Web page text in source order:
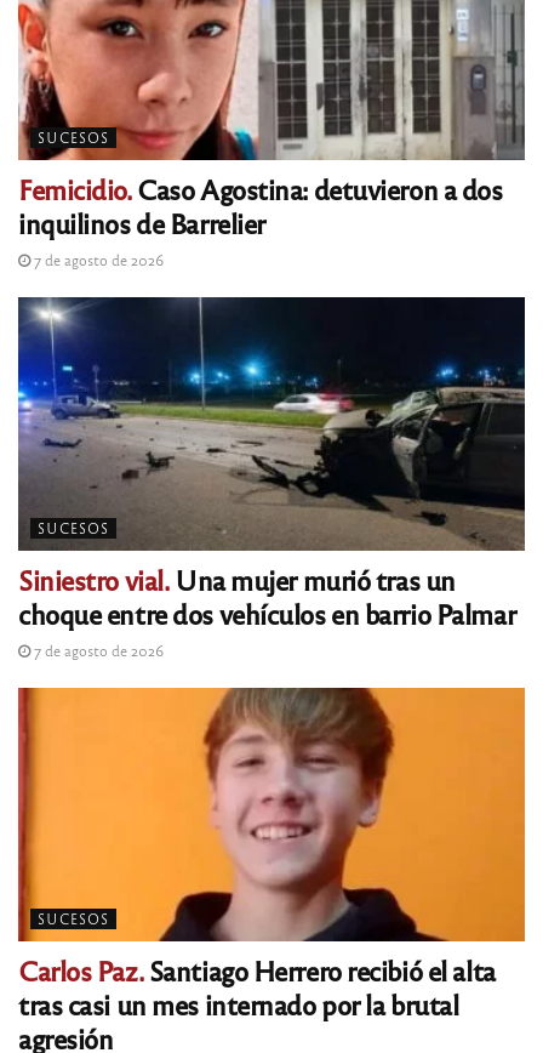
SUCESOS
Femicidio.Caso Agostina: detuvieron a dos
inquilinos de Barrelier
7 de agosto de 2026
SUCESOS
Siniestro vial.Una mujer murió tras un
choque entre dos vehículos en barrio Palmar
7 de agosto de 2026
SUCESOS
Carlos Paz.Santiago Herrero recibió el alta
tras casi un mes internado por la brutal
agresión